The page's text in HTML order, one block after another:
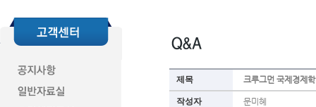
제목 크루그먼 국제경제
작성자 문미혜